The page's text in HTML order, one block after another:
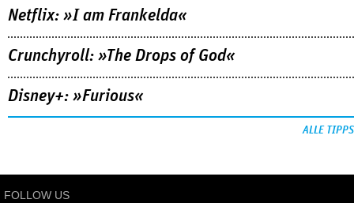
Netflix: »I am Frankelda«
Crunchyroll: »The Drops of God«
Disney+: »Furious«
ALLE TIPPS
FOLLOW US